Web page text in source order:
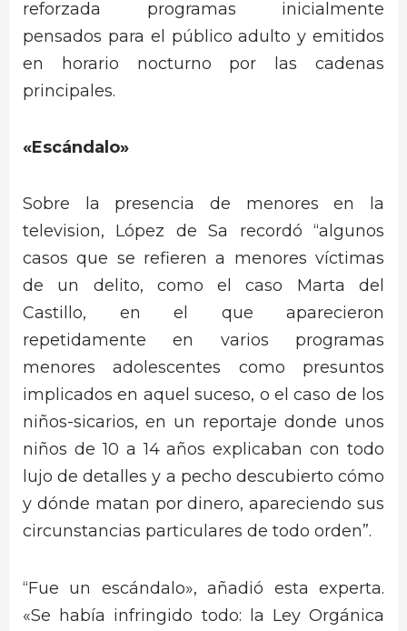
reforzada programas inicialmente
pensados para el público adulto y emitidos
en horario nocturno por las cadenas
principales.
«Escándalo»
Sobre la presencia de menores en la
television, López de Sa recordó “algunos
casos que se refieren a menores víctimas
de un delito, como el caso Marta del
Castillo, en el que aparecieron
repetidamente en varios programas
menores adolescentes como presuntos
implicados en aquel suceso, o el caso de los
niños-sicarios, en un reportaje donde unos
niños de 10 a 14 años explicaban con todo
lujo de detalles y a pecho descubierto cómo
y dónde matan por dinero, apareciendo sus
circunstancias particulares de todo orden”.
“Fue un escándalo», añadió esta experta.
«Se había infringido todo: la Ley Orgánica